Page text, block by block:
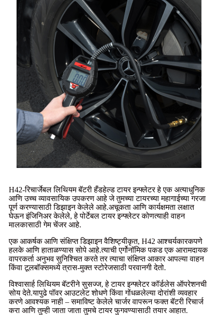
H42-रिचार्जेबल लिथियम बॅटरी हँडहेल्ड टायर इन्फ्लेटर हे एक अत्याधुनिक
आणि उच्च व्यावसायिक उपकरण आहे जे तुमच्या टायरच्या महागाईच्या गरजा
पूर्ण करण्यासाठी डिझाइन केलेले आहे.अचूकता आणि कार्यक्षमता लक्षात
घेऊन इंजिनिअर केलेले, हे पोर्टेबल टायर इन्फ्लेटर कोणत्याही वाहन
मालकासाठी गेम चेंजर आहे.
एक आकर्षक आणि संक्षिप्त डिझाइन वैशिष्ट्यीकृत, H42 आश्चर्यकारकपणे
हलके आणि हाताळण्यास सोपे आहे.त्याची एर्गोनॉमिक पकड एक आरामदायक
वापरकर्ता अनुभव सुनिश्चित करते तर त्याचा संक्षिप्त आकार आपल्या वाहन
किंवा टूलबॉक्समध्ये त्रास-मुक्त स्टोरेजसाठी परवानगी देतो.
विश्वासार्ह लिथियम बॅटरीने सुसज्ज, हे टायर इन्फ्लेटर कॉर्डलेस ऑपरेशनची
सोय देते.यापुढे पॉवर आउटलेट शोधणे किंवा गोंधळलेल्या दोरांशी व्यवहार
करणे आवश्यक नाही – समाविष्ट केलेले चार्जर वापरून फक्त बॅटरी रिचार्ज
करा आणि तुम्ही जाता जाता तुमचे टायर फुगवण्यासाठी तयार आहात.